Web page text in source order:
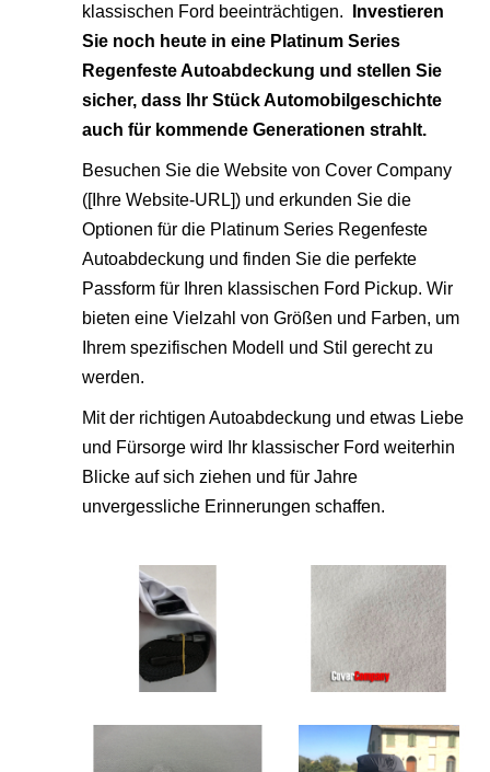
klassischen Ford beeinträchtigen.
Investieren
Sie noch heute in eine Platinum Series
Regenfeste Autoabdeckung und stellen Sie
sicher, dass Ihr Stück Automobilgeschichte
auch für kommende Generationen strahlt.
Besuchen Sie die Website von Cover Company
([Ihre Website-URL]) und erkunden Sie die
Optionen für die Platinum Series Regenfeste
Autoabdeckung und finden Sie die perfekte
Passform für Ihren klassischen Ford Pickup. Wir
bieten eine Vielzahl von Größen und Farben, um
Ihrem spezifischen Modell und Stil gerecht zu
werden.
Mit der richtigen Autoabdeckung und etwas Liebe
und Fürsorge wird Ihr klassischer Ford weiterhin
Blicke auf sich ziehen und für Jahre
unvergessliche Erinnerungen schaffen.